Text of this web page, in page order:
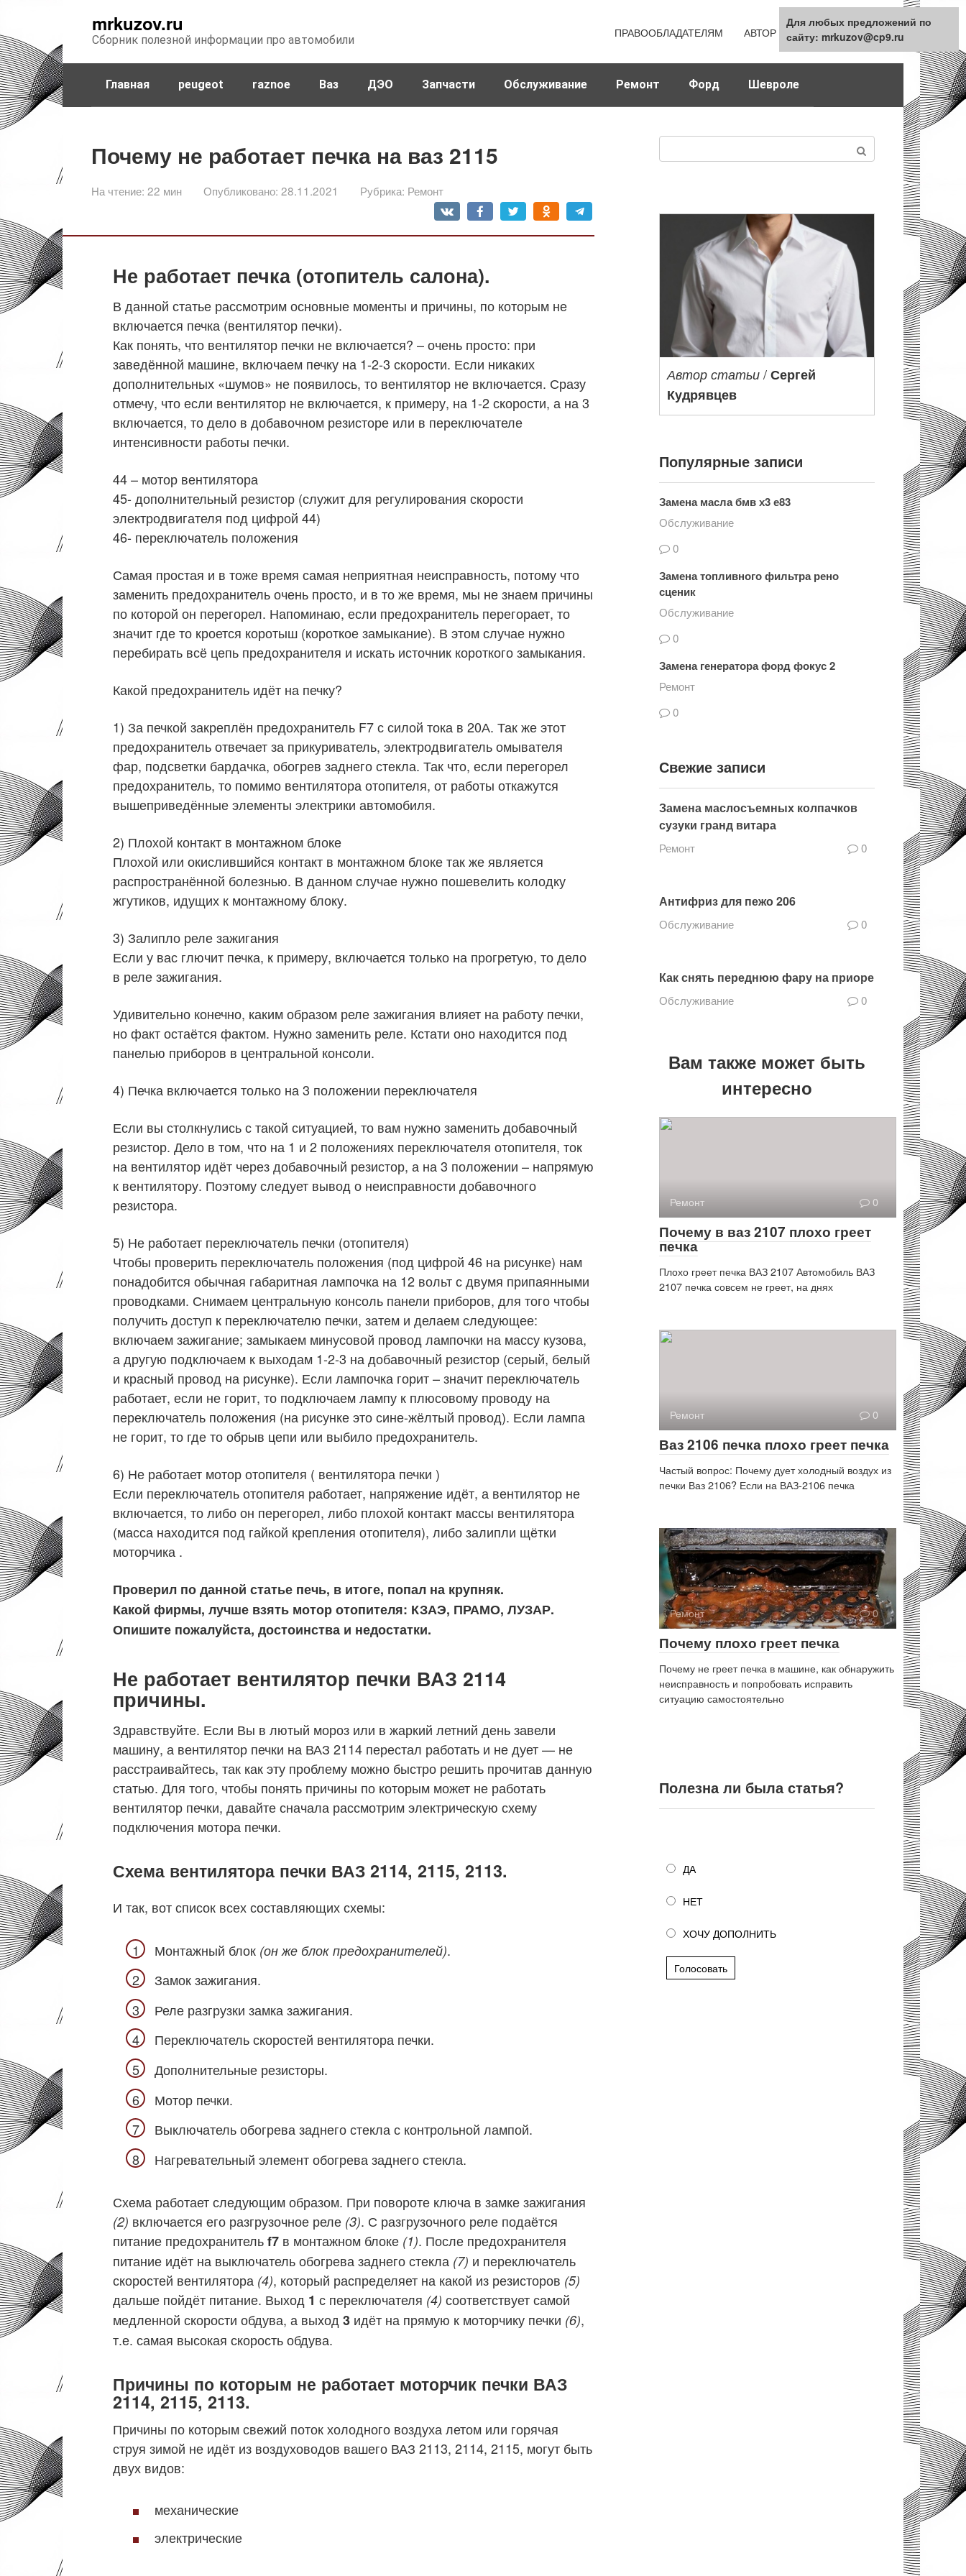
контенту
mrkuzov.ru
Сборник полезной информации про автомобили
ПРАВООБЛАДАТЕЛЯМ АВТОР КАРТА САЙТА
Главная peugeot raznoe Ваз ДЭО Запчасти Обслуживание Ремонт Форд Шевроле
Почему не работает печка на ваз 2115
На чтение: 22 мин Опубликовано: 28.11.2021 Рубрика: Ремонт
Не работает печка (отопитель салона).
В данной статье рассмотрим основные моменты и причины, по которым не
включается печка (вентилятор печки).
Как понять, что вентилятор печки не включается? – очень просто: при
заведённой машине, включаем печку на 1-2-3 скорости. Если никаких
дополнительных «шумов» не появилось, то вентилятор не включается. Сразу
отмечу, что если вентилятор не включается, к примеру, на 1-2 скорости, а на 3
включается, то дело в добавочном резисторе или в переключателе
интенсивности работы печки.
44 – мотор вентилятора
45- дополнительный резистор (служит для регулирования скорости
электродвигателя под цифрой 44)
46- переключатель положения
Самая простая и в тоже время самая неприятная неисправность, потому что
заменить предохранитель очень просто, и в то же время, мы не знаем причины
по которой он перегорел. Напоминаю, если предохранитель перегорает, то
значит где то кроется коротыш (короткое замыкание). В этом случае нужно
перебирать всё цепь предохранителя и искать источник короткого замыкания.
Какой предохранитель идёт на печку?
1) За печкой закреплён предохранитель F7 с силой тока в 20А. Так же этот
предохранитель отвечает за прикуриватель, электродвигатель омывателя
фар, подсветки бардачка, обогрев заднего стекла. Так что, если перегорел
предохранитель, то помимо вентилятора отопителя, от работы откажутся
вышеприведённые элементы электрики автомобиля.
2) Плохой контакт в монтажном блоке
Плохой или окислившийся контакт в монтажном блоке так же является
распространённой болезнью. В данном случае нужно пошевелить колодку
жгутиков, идущих к монтажному блоку.
3) Залипло реле зажигания
Если у вас глючит печка, к примеру, включается только на прогретую, то дело
в реле зажигания.
Удивительно конечно, каким образом реле зажигания влияет на работу печки,
но факт остаётся фактом. Нужно заменить реле. Кстати оно находится под
панелью приборов в центральной консоли.
4) Печка включается только на 3 положении переключателя
Если вы столкнулись с такой ситуацией, то вам нужно заменить добавочный
резистор. Дело в том, что на 1 и 2 положениях переключателя отопителя, ток
на вентилятор идёт через добавочный резистор, а на 3 положении – напрямую
к вентилятору. Поэтому следует вывод о неисправности добавочного
резистора.
5) Не работает переключатель печки (отопителя)
Чтобы проверить переключатель положения (под цифрой 46 на рисунке) нам
понадобится обычная габаритная лампочка на 12 вольт с двумя припаянными
проводками. Снимаем центральную консоль панели приборов, для того чтобы
получить доступ к переключателю печки, затем и делаем следующее:
включаем зажигание; замыкаем минусовой провод лампочки на массу кузова,
а другую подключаем к выходам 1-2-3 на добавочный резистор (серый, белый
и красный провод на рисунке). Если лампочка горит – значит переключатель
работает, если не горит, то подключаем лампу к плюсовому проводу на
переключатель положения (на рисунке это сине-жёлтый провод). Если лампа
не горит, то где то обрыв цепи или выбило предохранитель.
6) Не работает мотор отопителя ( вентилятора печки )
Если переключатель отопителя работает, напряжение идёт, а вентилятор не
включается, то либо он перегорел, либо плохой контакт массы вентилятора
(масса находится под гайкой крепления отопителя), либо залипли щётки
моторчика .
Проверил по данной статье печь, в итоге, попал на крупняк.
Какой фирмы, лучше взять мотор отопителя: КЗАЭ, ПРАМО, ЛУЗАР.
Опишите пожалуйста, достоинства и недостатки.
Не работает вентилятор печки ВАЗ 2114
причины.
Здравствуйте. Если Вы в лютый мороз или в жаркий летний день завели
машину, а вентилятор печки на ВАЗ 2114 перестал работать и не дует — не
расстраивайтесь, так как эту проблему можно быстро решить прочитав данную
статью. Для того, чтобы понять причины по которым может не работать
вентилятор печки, давайте сначала рассмотрим электрическую схему
подключения мотора печки.
Схема вентилятора печки ВАЗ 2114, 2115, 2113.
И так, вот список всех составляющих схемы:
Монтажный блок (он же блок предохранителей).
Замок зажигания.
Реле разгрузки замка зажигания.
Переключатель скоростей вентилятора печки.
Дополнительные резисторы.
Мотор печки.
Выключатель обогрева заднего стекла с контрольной лампой.
Нагревательный элемент обогрева заднего стекла.
Схема работает следующим образом. При повороте ключа в замке зажигания
(2) включается его разгрузочное реле (3). С разгрузочного реле подаётся
питание предохранительf7 в монтажном блоке (1). После предохранителя
питание идёт на выключатель обогрева заднего стекла (7) и переключатель
скоростей вентилятора (4), который распределяет на какой из резисторов (5)
дальше пойдёт питание. Выход 1 с переключателя (4) соответствует самой
медленной скорости обдува, а выход3 идёт на прямую к моторчику печки (6),
т.е. самая высокая скорость обдува.
Причины по которым не работает моторчик печки ВАЗ
2114, 2115, 2113.
Причины по которым свежий поток холодного воздуха летом или горячая
струя зимой не идёт из воздуховодов вашего ВАЗ 2113, 2114, 2115, могут быть
двух видов:
механические
электрические
Автор статьи /Сергей
Кудрявцев
Популярные записи
Замена масла бмв х3 е83
Обслуживание
0
Замена топливного фильтра рено
сценик
Обслуживание
0
Замена генератора форд фокус 2
Ремонт
0
Свежие записи
Замена маслосъемных колпачков
сузуки гранд витара
Ремонт 0
Антифриз для пежо 206
Обслуживание 0
Как снять переднюю фару на приоре
Обслуживание 0
Вам также может быть
интересно
Ремонт 0
Почему в ваз 2107 плохо греет
печка
Плохо греет печка ВАЗ 2107 Автомобиль ВАЗ
2107 печка совсем не греет, на днях
Ремонт 0
Ваз 2106 печка плохо греет печка
Частый вопрос: Почему дует холодный воздух из
печки Ваз 2106? Если на ВАЗ-2106 печка
Ремонт 0
Почему плохо греет печка
Почему не греет печка в машине, как обнаружить
неисправность и попробовать исправить
ситуацию самостоятельно
Полезна ли была статья?
ДА
НЕТ
ХОЧУ ДОПОЛНИТЬ
Голосовать
Для любых предложений по
сайту: mrkuzov@cp9.ru
Для любых предложений по
сайту: mrkuzov@cp9.ru